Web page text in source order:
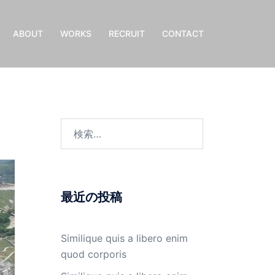
ABOUT WORKS RECRUIT CONTACT
最近の投稿
Similique quis a libero enim
quod corporis